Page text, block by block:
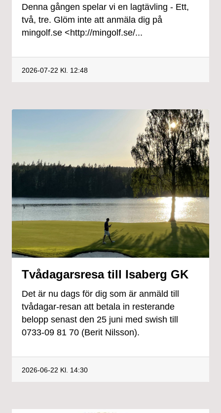
Denna gången spelar vi en lagtävling - Ett,
två, tre. Glöm inte att anmäla dig på
mingolf.se <http://mingolf.se/...
2026-07-22 Kl. 12:48
Tvådagarsresa till Isaberg GK
Det är nu dags för dig som är anmäld till
tvådagar-resan att betala in resterande
belopp senast den 25 juni med swish till
0733-09 81 70 (Berit Nilsson).
2026-06-22 Kl. 14:30